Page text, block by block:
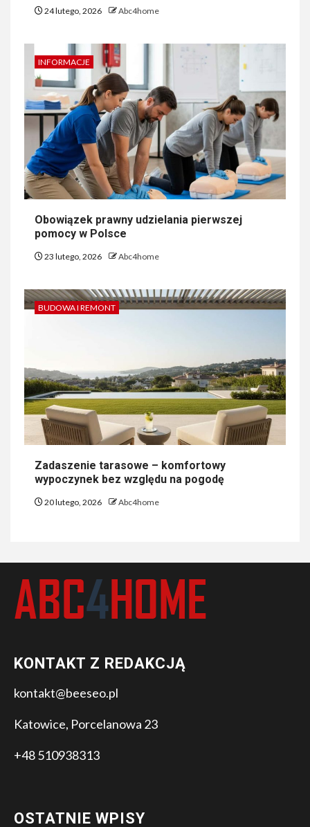
24 lutego, 2026 Abc4home
INFORMACJE
Obowiązek prawny udzielania pierwszej
pomocy w Polsce
23 lutego, 2026 Abc4home
BUDOWA I REMONT
Zadaszenie tarasowe – komfortowy
wypoczynek bez względu na pogodę
20 lutego, 2026 Abc4home
KONTAKT Z REDAKCJĄ
kontakt@beeseo.pl
Katowice, Porcelanowa 23
+48 510938313
OSTATNIE WPISY